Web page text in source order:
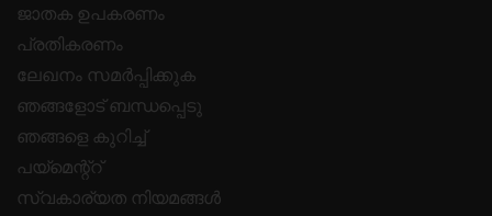
ജാതക ഉപകരണം
പ്രതികരണം
ലേഖനം സമർപ്പിക്കുക
ഞങ്ങളോട് ബന്ധപ്പെടു
ഞങ്ങളെ കുറിച്ച്
പയ്മെന്റ്റ്
സ്വകാര്യത നിയമങ്ങൾ